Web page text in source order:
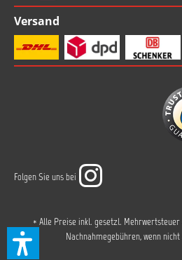
Versand
Folgen Sie uns bei
* Alle Preise inkl. gesetzl. Mehrwertsteuer
Nachnahmegebühren, wenn